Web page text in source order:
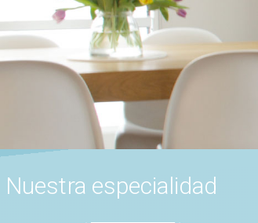
Nuestra especialidad